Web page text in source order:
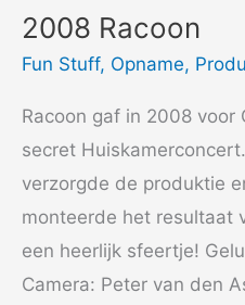
2008 Racoon
Fun Stuff, Opname,
Racoon gaf in 2008 voor
secret
verzorgde de produktie
monteerde het resultaat
een heerlijk sfeertje!
Camera: Peter van den